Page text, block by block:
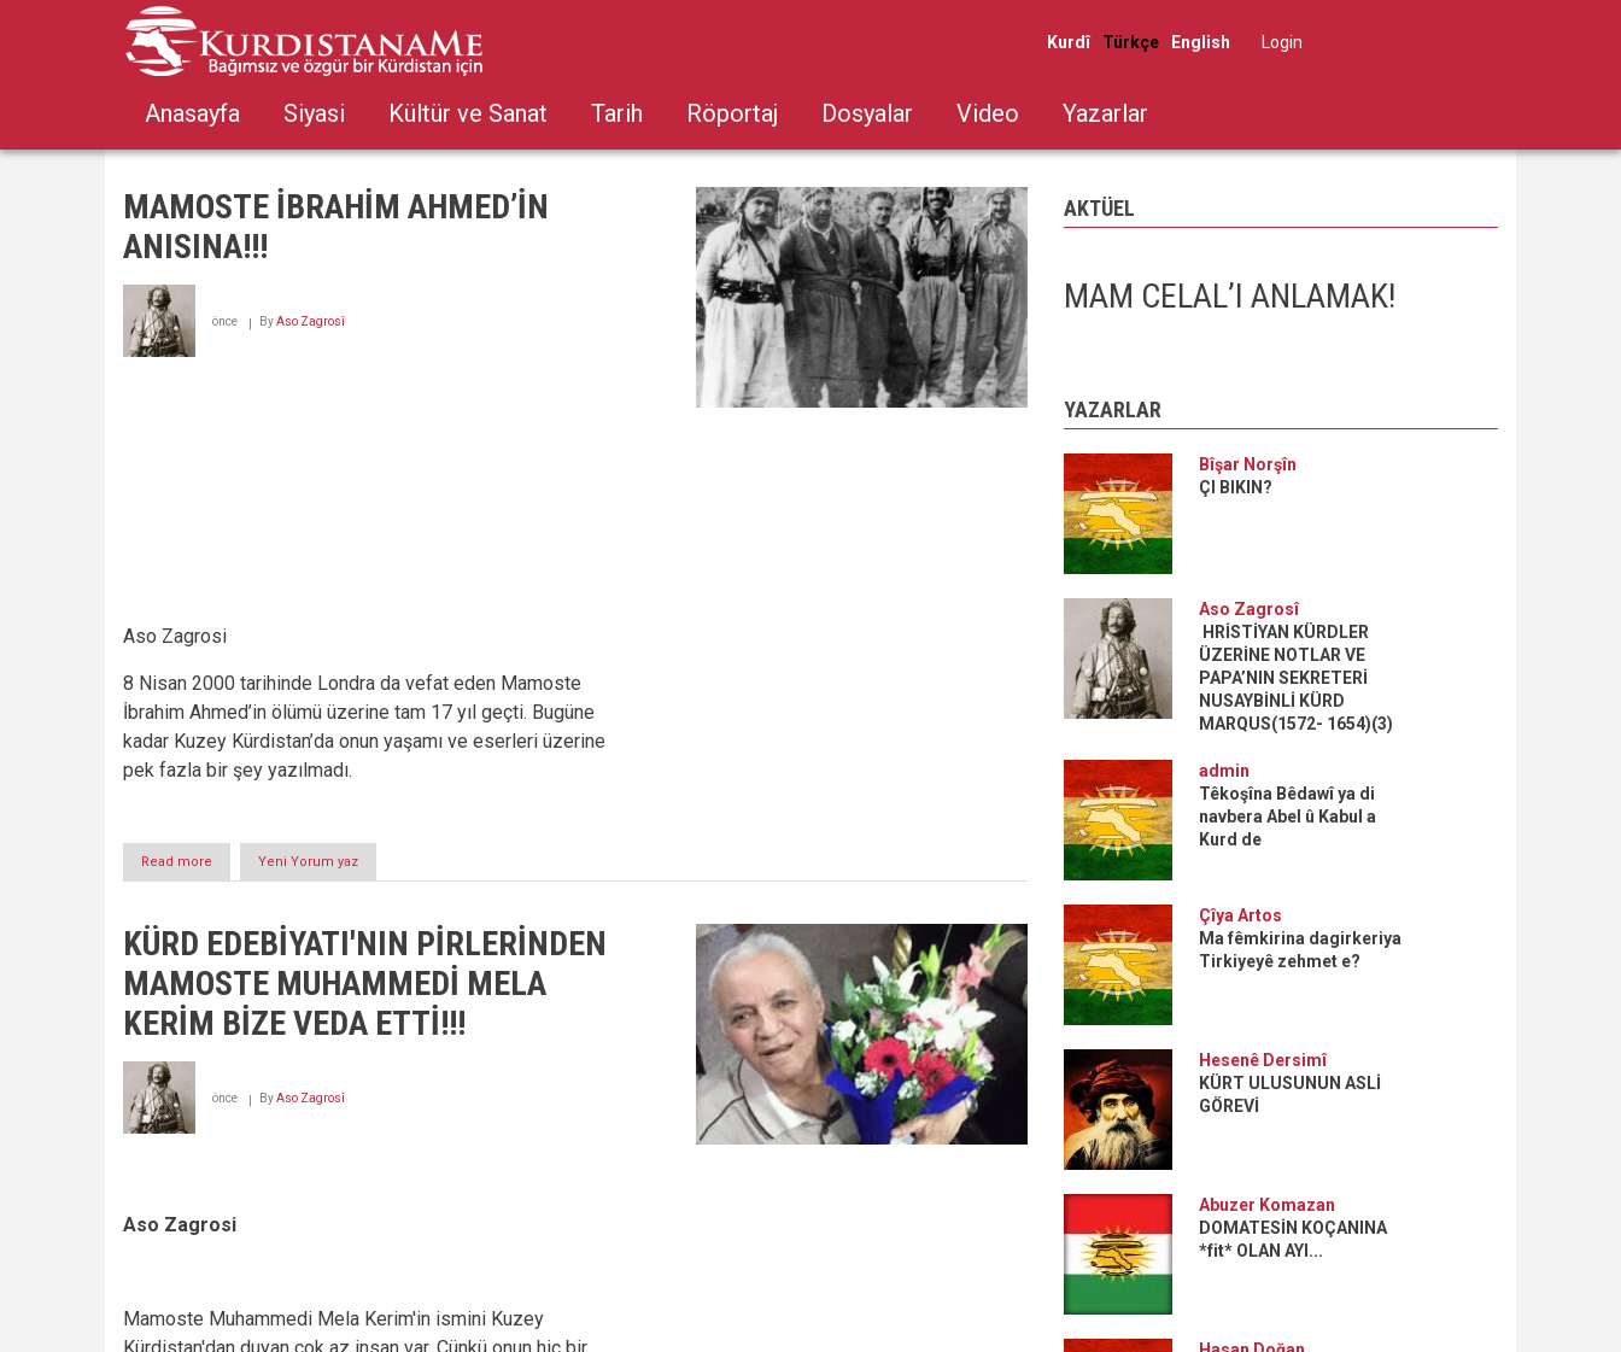
Kurdî Türkçe English
User
menu
Log in
Anasayfa Siyasi Kültür ve Sanat Tarih Röportaj Dosyalar Video Yazarlar
MAMOSTE İBRAHİM AHMED’İN
ANISINA!!!
önce ByAso Zagrosî
Aso Zagrosi
8 Nisan 2000 tarihinde Londra da vefat eden Mamoste
İbrahim Ahmed’in ölümü üzerine tam 17 yıl geçti. Bugüne
kadar Kuzey Kürdistan’da onun yaşamı ve eserleri üzerine
pek fazla bir şey yazılmadı.
Read more
MAMOSTE
ANISINA!!!
Yeni Yorum yaz
KÜRD EDEBİYATI'NIN PİRLERİNDEN
MAMOSTE MUHAMMEDİ MELA
KERİM BİZE VEDA ETTİ!!!
önce ByAso Zagrosî
Aso Zagrosi
Mamoste Muhammedi Mela Kerim'in ismini Kuzey
AKTÜEL
MAM CELAL’I ANLAMAK!
YAZARLAR
Bîşar Norşîn
ÇI BIKIN?
Aso Zagrosî
HRİSTİYAN KÜRDLER
ÜZERİNE NOTLAR VE
PAPA’NIN SEKRETERİ
NUSAYBİNLİ KÜRD
MARQUS(1572- 1654)(3)
admin
Têkoşîna Bêdawî ya di
navbera Abel û Kabul a
Kurd de
Çîya Artos
Ma fêmkirina dagirkeriya
Tirkiyeyê zehmet e?
Hesenê Dersimî
KÜRT ULUSUNUN ASLİ
GÖREVİ
Abuzer Komazan
DOMATESİN KOÇANINA
*fit* OLAN AYI...